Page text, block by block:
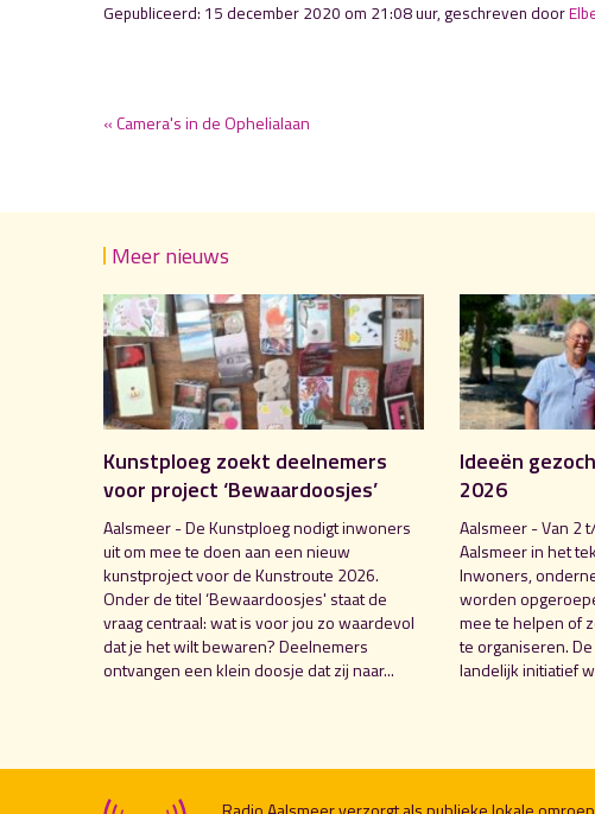
Gepubliceerd: 15 december 2020 om 21:08 uur, geschreven door
« Camera's in de Ophelialaan
Meer nieuws
Kunstploeg zoekt deelnemers
voor project ‘Bewaardoosjes’
Aalsmeer - De Kunstploeg nodigt inwoners
uit om mee te doen aan een nieuw
kunstproject voor de Kunstroute 2026.
Onder de titel ‘Bewaardoosjes' staat de
vraag centraal: wat is voor jou zo waardevol
dat je het wilt bewaren? Deelnemers
ontvangen een klein doosje dat zij naar...
Ideeën
2026
Aalsmeer - Van 2
Aalsmeer in het
Inwoners,
worden
mee te helpen of
te organiseren.
landelijk initiatief